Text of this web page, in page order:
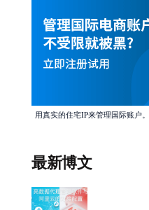
用真实的住宅IP来管理国际账户。
最新博文